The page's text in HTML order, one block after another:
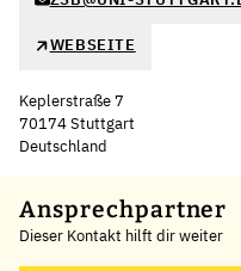
WEBSEITE
Keplerstraße 7
70174 Stuttgart
Deutschland
+
−
Ansprechpartner
Dieser Kontakt hilft dir weiter